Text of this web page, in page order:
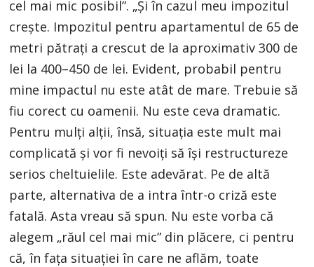
cel mai mic posibil”. „Și în cazul meu impozitul
crește. Impozitul pentru apartamentul de 65 de
metri pătrați a crescut de la aproximativ 300 de
lei la 400–450 de lei. Evident, probabil pentru
mine impactul nu este atât de mare. Trebuie să
fiu corect cu oamenii. Nu este ceva dramatic.
Pentru mulți alții, însă, situația este mult mai
complicată și vor fi nevoiți să își restructureze
serios cheltuielile. Este adevărat. Pe de altă
parte, alternativa de a intra într-o criză este
fatală. Asta vreau să spun. Nu este vorba că
alegem „răul cel mai mic” din plăcere, ci pentru
că, în fața situației în care ne aflăm, toate